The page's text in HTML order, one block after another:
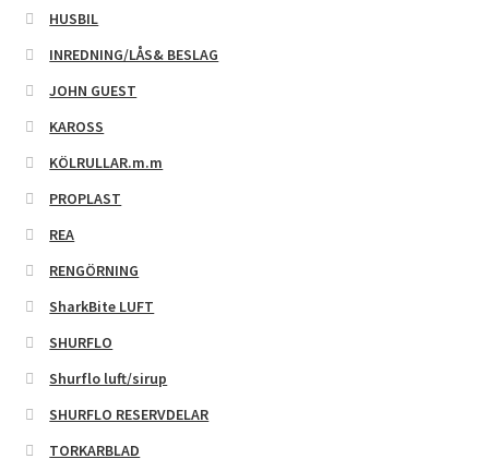
HUSBIL
INREDNING/LÅS& BESLAG
JOHN GUEST
KAROSS
KÖLRULLAR.m.m
PROPLAST
REA
RENGÖRNING
SharkBite LUFT
SHURFLO
Shurflo luft/sirup
SHURFLO RESERVDELAR
TORKARBLAD